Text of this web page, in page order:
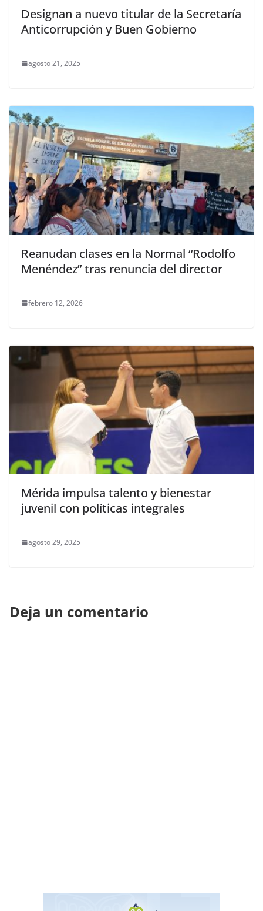
Designan a nuevo titular de la Secretaría
Anticorrupción y Buen Gobierno
agosto 21, 2025
Reanudan clases en la Normal “Rodolfo
Menéndez” tras renuncia del director
febrero 12, 2026
Mérida impulsa talento y bienestar
juvenil con políticas integrales
agosto 29, 2025
Deja un comentario